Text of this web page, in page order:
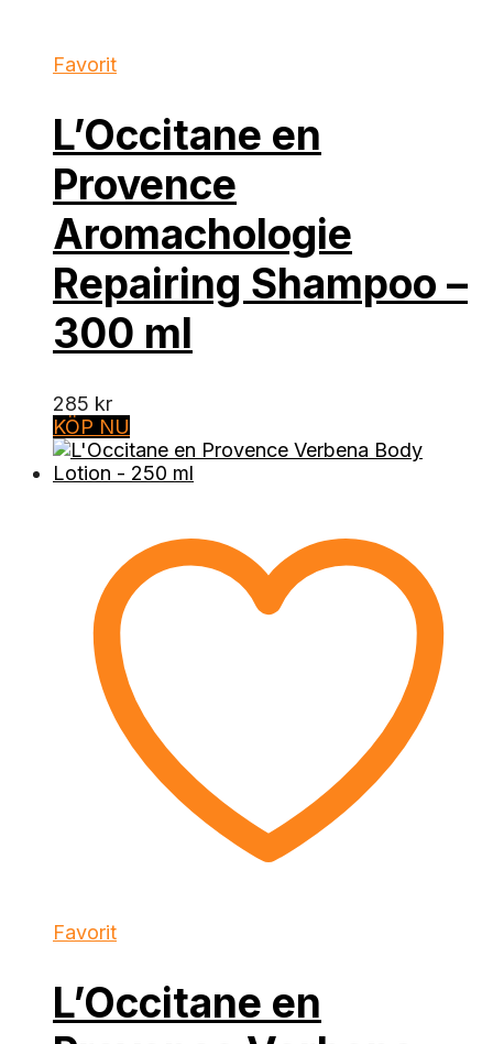
Favorit
L’Occitane en
Provence
Aromachologie
Repairing Shampoo –
300 ml
285 kr
KÖP NU
Favorit
L’Occitane en